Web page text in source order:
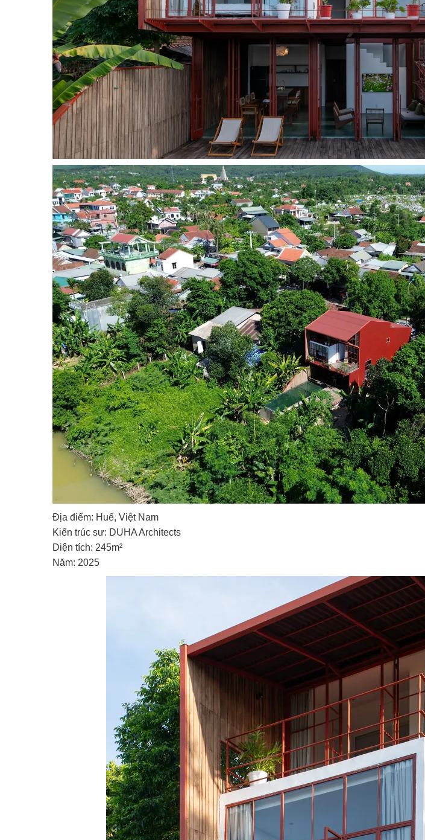
Địa điểm: Huế, Việt Nam
Kiến trúc sư: DUHA Architects
Diện tích: 245m²
Năm: 2025